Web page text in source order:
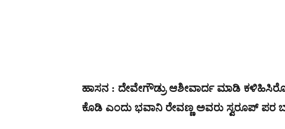
ಹಾಸನ : ದೇವೇಗೌಡ್ರು ಆಶೀವಾರ್ದ ಮಾಡಿ
ಕೊಡಿ ಎಂದು ಭವಾನಿ‌ ರೇವಣ್ಣ ಅವರು ಸ್ವರೂಪ್ ಪರ